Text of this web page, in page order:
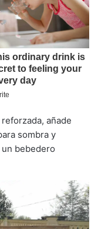
añade
sombra y
bebedero